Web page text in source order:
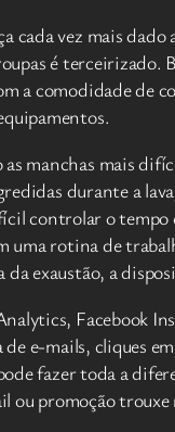
cada vez mais
é terceirizado.
a comodidade de
as manchas mais
durante a
controlar o
uma rotina de
exaustão, a
Facebook
e-mails, cliques
fazer toda a
ou promoção